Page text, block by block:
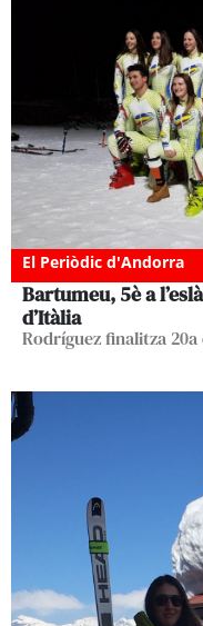
El Periòdic d'Andorra
Bartumeu, 5è a
d’Itàlia
Rodríguez finalitza